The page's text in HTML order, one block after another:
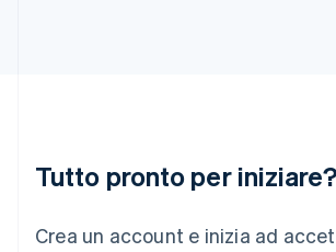
Tutto pronto per iniziare?
Crea un account e inizia ad
English
FrançaisDeutschEnglish